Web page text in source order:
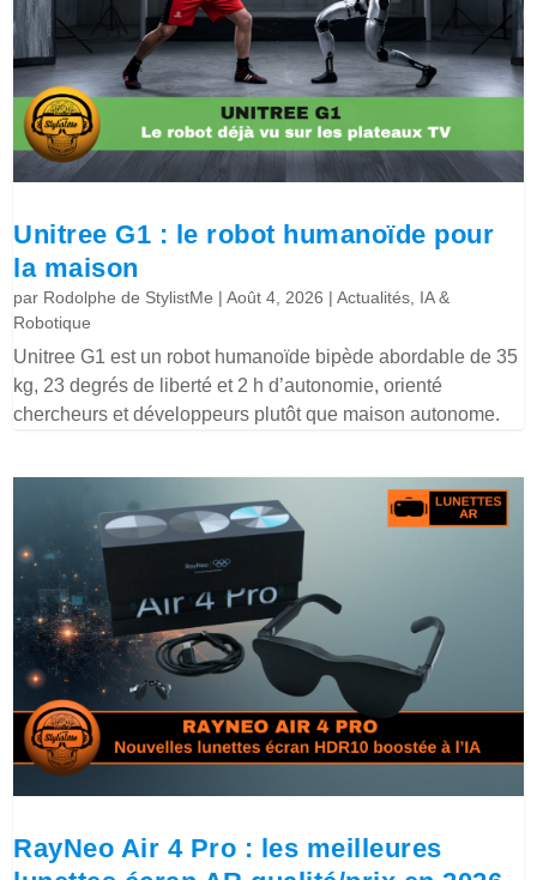
Unitree G1 : le robot humanoïde pour
la maison
par Rodolphe de StylistMe |Août 4, 2026 |Actualités IA &
Robotique
Unitree G1 est un robot humanoïde bipède abordable de 35
kg, 23 degrés de liberté et 2 h d’autonomie, orienté
chercheurs et développeurs plutôt que maison autonome.
RayNeo Air 4 Pro : les meilleures